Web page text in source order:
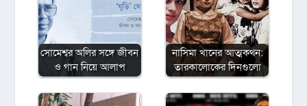
সোমেশ্বর অলির সঙ্গে জীবন
ও গান নিয়ে আলাপ
নাসিমা খানের আত্মকথন:
তারকালোকের দিনগুলো